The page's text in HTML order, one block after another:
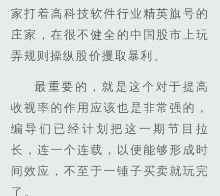
家打着高科技软件行业精英旗号的
庄家，在很不健全的中国股市上玩
弄规则操纵股价攫取暴利。
最重要的，就是这个对于提高
收视率的作用应该也是非常强的，
编导们已经计划把这一期节目拉
长，连一个连载，以便能够形成时
间效应，不至于一锤子买卖就玩完
了。